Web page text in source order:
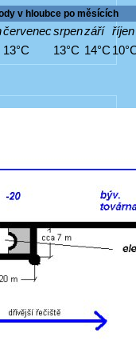
v hloubce po měsících
červenecsrpenzáří říjen
13°C 13°C 14°C